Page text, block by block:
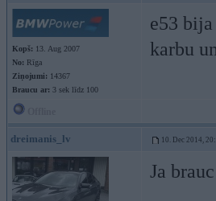
Kopš: 13. Aug 2007
No: Rīga
Ziņojumi: 14367
Braucu ar: 3 sek līdz 100
e53
karbu
dreimanis_lv 10. Dec 2014,
Ja